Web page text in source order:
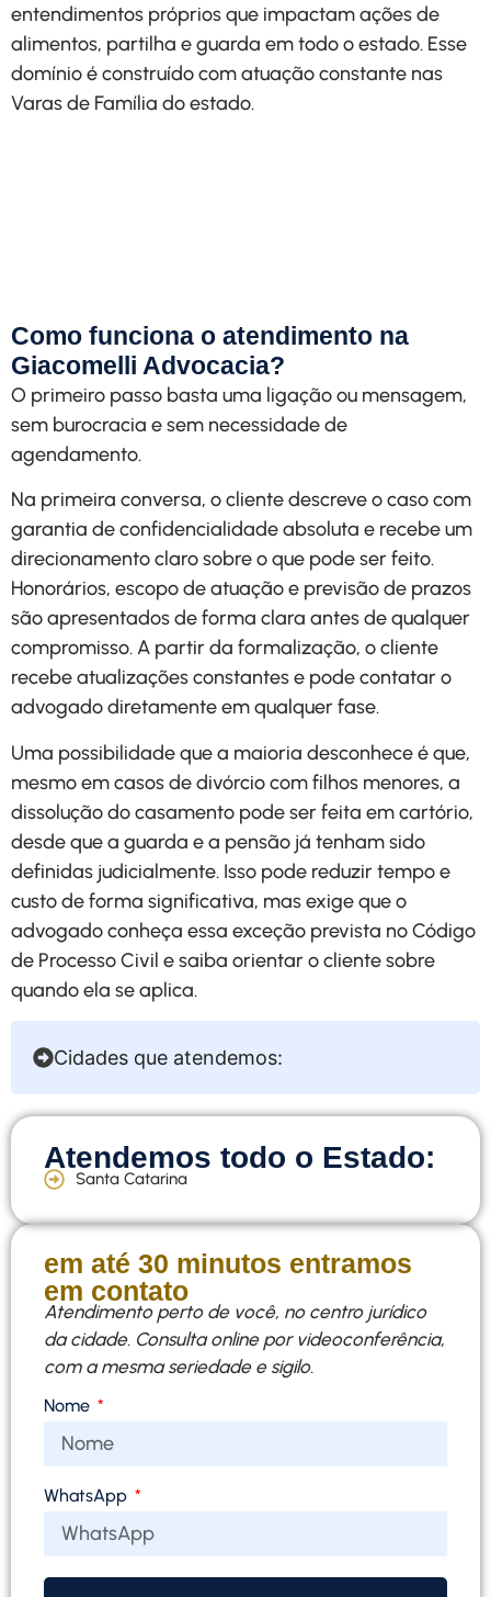
entendimentos próprios que impactam ações de
alimentos, partilha e guarda em todo o estado. Esse
domínio é construído com atuação constante nas
Varas de Família do estado.
Como funciona o atendimento na
Giacomelli Advocacia?
O primeiro passo basta uma ligação ou mensagem,
sem burocracia e sem necessidade de
agendamento.
Na primeira conversa, o cliente descreve o caso com
garantia de confidencialidade absoluta e recebe um
direcionamento claro sobre o que pode ser feito.
Honorários, escopo de atuação e previsão de prazos
são apresentados de forma clara antes de qualquer
compromisso. A partir da formalização, o cliente
recebe atualizações constantes e pode contatar o
advogado diretamente em qualquer fase.
Uma possibilidade que a maioria desconhece é que,
mesmo em casos de divórcio com filhos menores, a
dissolução do casamento pode ser feita em cartório,
desde que a guarda e a pensão já tenham sido
definidas judicialmente. Isso pode reduzir tempo e
custo de forma significativa, mas exige que o
advogado conheça essa exceção prevista no Código
de Processo Civil e saiba orientar o cliente sobre
quando ela se aplica.
Cidades que atendemos:
Atendemos todo o Estado:
Santa Catarina
em até 30 minutos entramos
em contato
Atendimento perto de você, no centro jurídico
da cidade. Consulta online por videoconferência,
com a mesma seriedade e sigilo.
Nome
WhatsApp